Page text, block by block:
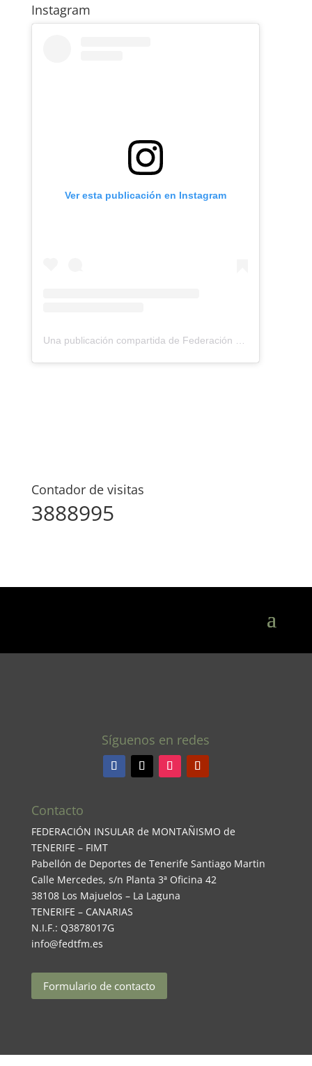
Instagram
Ver esta publicación en Instagram
Una publicación compartida de Federación Montañismo Tenerife (@federacion_montanismo_tenerife)
Contador de visitas
3888995
Síguenos en redes
Contacto
FEDERACIÓN INSULAR de MONTAÑISMO de
TENERIFE – FIMT
Pabellón de Deportes de Tenerife Santiago Martin
Calle Mercedes, s/n Planta 3ª Oficina 42
38108 Los Majuelos – La Laguna
TENERIFE – CANARIAS
N.I.F.: Q3878017G
info@fedtfm.es
Formulario de contacto